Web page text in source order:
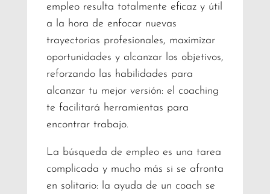
empleo resulta totalmente eficaz y útil
a la hora de enfocar nuevas
trayectorias profesionales, maximizar
oportunidades y alcanzar los objetivos,
reforzando las habilidades para
alcanzar tu mejor versión: el coaching
te facilitará herramientas para
encontrar trabajo.
La búsqueda de empleo es una tarea
complicada y mucho más si se afronta
en solitario: la ayuda de un coach se